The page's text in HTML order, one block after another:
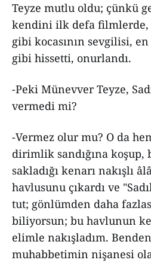
Teyze mutlu oldu; çünkü
kendini ilk defa filmlerde,
gibi kocasının sevgilisi,
gibi hissetti, onurlandı.
-Peki Münevver Teyze,
vermedi mi?
-Vermez olur mu? O da
dirimlik sandığına koşup,
sakladığı kenarı nakışlı
havlusunu çıkardı ve
tut; gönlümden daha
biliyorsun; bu havlunun
elimle nakışladım.
muhabbetimin nişanesi